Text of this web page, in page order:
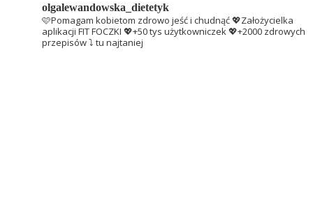
olgalewandowska_dietetyk
🩷Pomagam kobietom zdrowo jeść i chudnąć💖Założycielka
aplikacji FIT FOCZKI 💖+50 tys użytkowniczek 💖+2000 zdrowych
przepisów ⤵️ tu najtaniej